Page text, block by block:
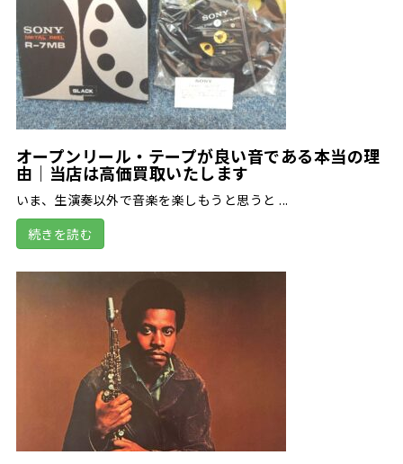
オープンリール・テープが良い音である本当の理
由｜当店は高価買取いたします
いま、生演奏以外で音楽を楽しもうと思うと ...
続きを読む